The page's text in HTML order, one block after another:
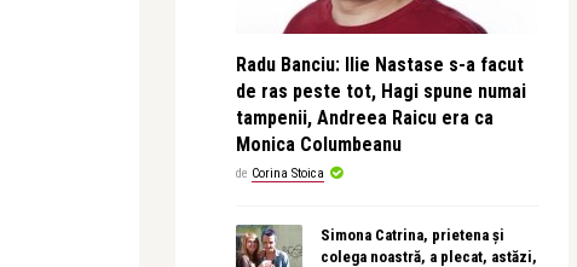
Radu Banciu: Ilie Nastase s-a facut
de ras peste tot, Hagi spune numai
tampenii, Andreea Raicu era ca
Monica Columbeanu
de Corina Stoica
Simona Catrina, prietena și
colega noastră, a plecat, astăzi,